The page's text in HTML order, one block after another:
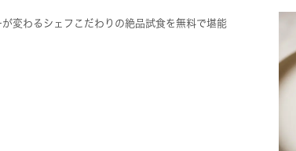
変わるシェフこだわりの絶品試食を無料で堪能